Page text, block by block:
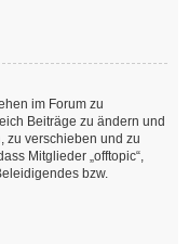
im Forum zu
Beiträge zu ändern und
zu verschieben und zu
Mitglieder „offtopic“,
bzw.